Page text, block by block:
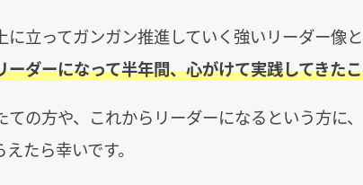
に立ってガンガン推進していく強いリーダー像
ーダーになって半年間、心がけて実践してきた
ての方や、これからリーダーになるという方に
たら幸いです。